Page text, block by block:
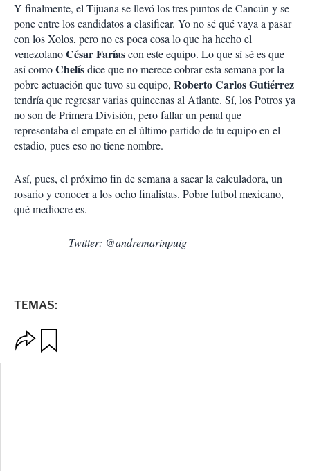
Y finalmente, el Tijuana se llevó los tres puntos de Cancún y se
pone entre los candidatos a clasificar. Yo no sé qué vaya a pasar
con los Xolos, pero no es poca cosa lo que ha hecho el
venezolanoCésar Faríascon este equipo. Lo que sí sé es que
así comoChelísdice que no merece cobrar esta semana por la
pobre actuación que tuvo su equipo, Roberto Carlos Gutiérrez
tendría que regresar varias quincenas al Atlante. Sí, los Potros ya
no son de Primera División, pero fallar un penal que
representaba el empate en el último partido de tu equipo en el
estadio, pues eso no tiene nombre.
Así, pues, el próximo fin de semana a sacar la calculadora, un
rosario y conocer a los ocho finalistas. Pobre futbol mexicano,
qué mediocre es.
Twitter: @andremarinpuig
TEMAS:
p